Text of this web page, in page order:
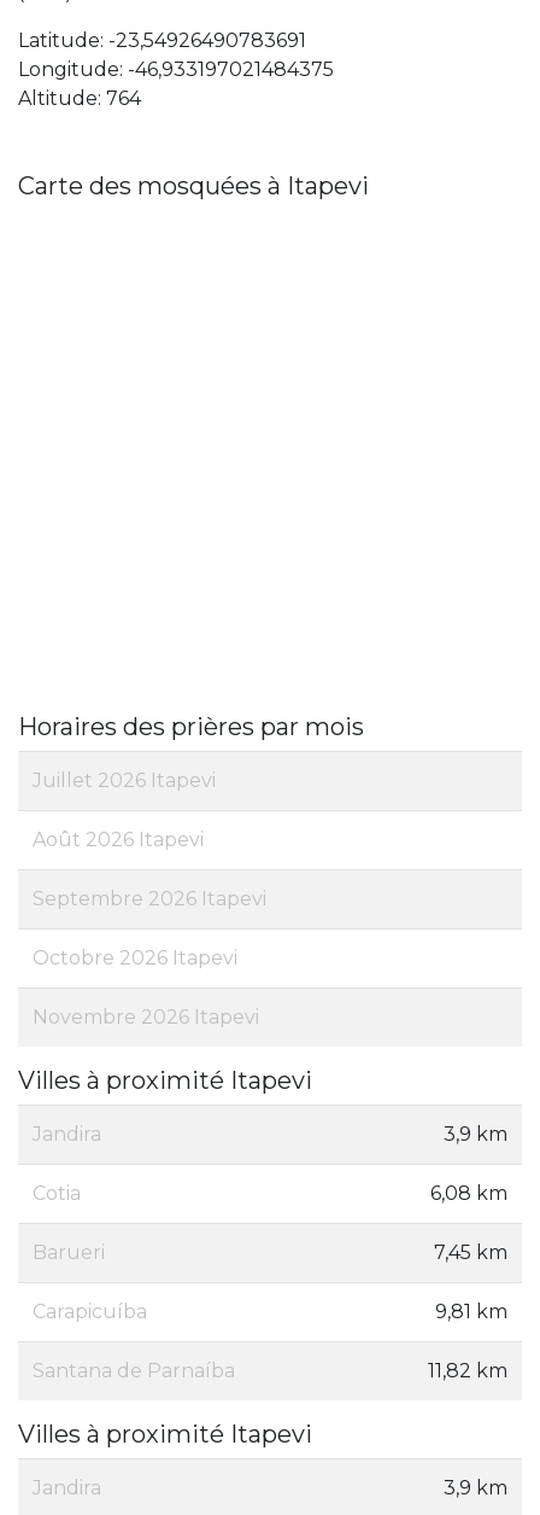
Latitude: -23,54926490783691
Longitude: -46,933197021484375
Altitude: 764
Carte des mosquées à Itapevi
Horaires des prières par mois
Juillet 2026 Itapevi
Août 2026 Itapevi
Septembre 2026 Itapevi
Octobre 2026 Itapevi
Novembre 2026 Itapevi
Villes à proximité Itapevi
Jandira 3,9 km
Cotia 6,08 km
Barueri 7,45 km
Carapicuíba 9,81 km
Santana de Parnaíba 11,82 km
Villes à proximité Itapevi
Jandira 3,9 km